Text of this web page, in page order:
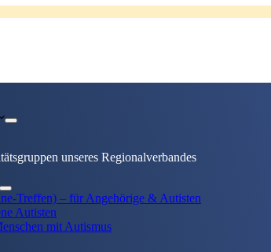
unseres Regionalverbandes
Treffen) – für Angehörige & Autisten
Autisten
mit Autismus